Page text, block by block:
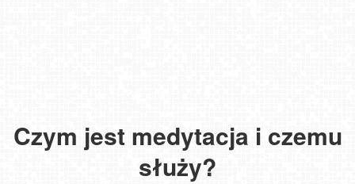
Czym jest medytacja i czemu
służy?